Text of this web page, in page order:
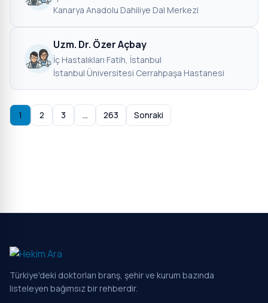
Kanarya Anadolu Dahiliye Dal Merkezi
Uzm. Dr. Özer Açbay
İç Hastalıkları·Fatih, İstanbul·
İstanbul Üniversitesi Cerrahpaşa Hastanesi
1 2 3 … 263 Sonraki
Türkiye'deki doktorları branş, şehir ve kurum bazında
listeleyen bağımsız bir rehberdir.